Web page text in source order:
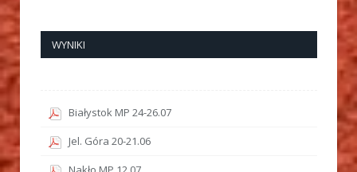
WYNIKI
Białystok MP 24-26.07
Jel. Góra 20-21.06